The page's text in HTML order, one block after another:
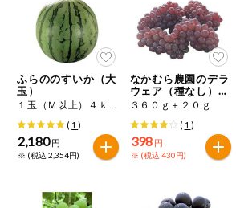
トク
複数注文でお
トク
ポイントがも
らえる！
お弁当用商品
ふらののすいか（大
玉）
１玉（Ｍ以上）４ｋｇ
( 1 )
2,180 円
※ (税込 2,354円)
なかむら農園のデラ
ウェア（種なし）増
量
３６０ｇ＋２０ｇ
( 1 )
398 円
※ (税込 430円)